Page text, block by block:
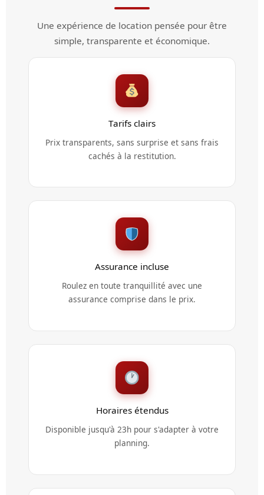
Une expérience de location pensée pour être
simple, transparente et économique.
Tarifs clairs
Prix transparents, sans surprise et sans frais
cachés à la restitution.
Assurance incluse
Roulez en toute tranquillité avec une
assurance comprise dans le prix.
Horaires étendus
Disponible jusqu'à 23h pour s'adapter à votre
planning.